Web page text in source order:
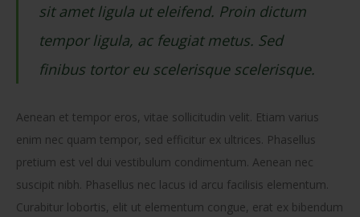
sit amet ligula ut eleifend. Proin dictum
tempor ligula, ac feugiat metus. Sed
finibus tortor eu scelerisque scelerisque.
Aenean et tempor eros, vitae sollicitudin velit. Etiam varius
enim nec quam tempor, sed efficitur ex ultrices. Phasellus
pretium est vel dui vestibulum condimentum. Aenean nec
suscipit nibh. Phasellus nec lacus id arcu facilisis elementum.
Curabitur lobortis, elit ut elementum congue, erat ex bibendum